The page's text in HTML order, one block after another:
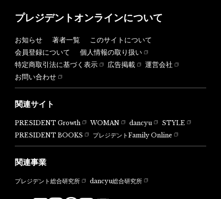
プレジデントオンラインについて
お知らせ 著者一覧
このサイトについて
会員登録について
個人情報の取り扱い
特定商取引法に基づく表示
広告掲載
運営会社
お問い合わせ
関連サイト
PRESIDENT Growth WOMAN dancyu
STYLE
PRESIDENT BOOKS
プレジデントFamily Online
関連事業
プレジデント総合研究所 dancyu総合研究所